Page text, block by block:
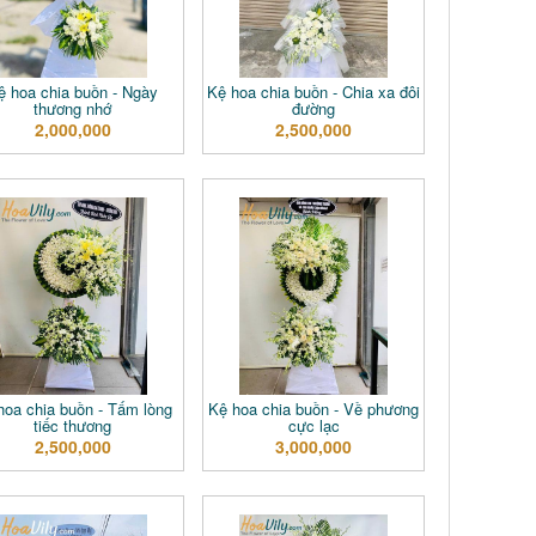
hoa chia buồn - Ngày
thương nhớ
2,000,000
Kệ hoa chia buồn - Chia xa đôi
đường
2,500,000
chia buồn - Tấm lòng
tiếc thương
2,500,000
Kệ hoa chia buồn - Về phương
cực lạc
3,000,000